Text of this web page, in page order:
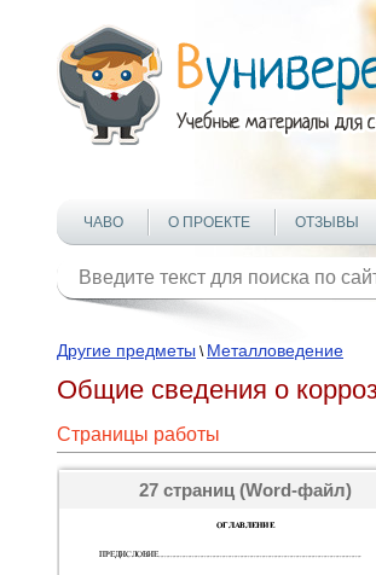
ЧАВО О ПРОЕКТЕ ОТЗЫВЫ
Другие предметы \ Металловедение
Общие сведения о
Страницы работы
27 страниц (Word-файл)